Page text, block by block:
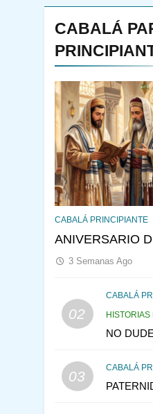
CABALÁ
CABALÁ PRINCIPIANTE
ANIVERSARIO
3 Semanas Ago
02
CABALÁ
HISTORIAS
NO
03
CABALÁ
143